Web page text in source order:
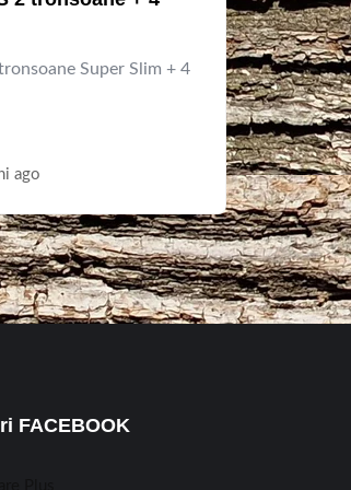
Super Slim + 4
ago
FACEBOOK